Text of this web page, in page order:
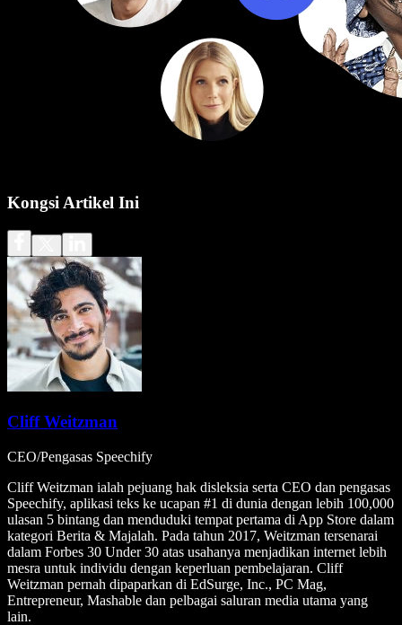
Kongsi Artikel Ini
Cliff Weitzman
CEO/Pengasas Speechify
Cliff Weitzman ialah pejuang hak disleksia serta CEO dan pengasas
Speechify, aplikasi teks ke ucapan #1 di dunia dengan lebih 100,000
ulasan 5 bintang dan menduduki tempat pertama di App Store dalam
kategori Berita & Majalah. Pada tahun 2017, Weitzman tersenarai
dalam Forbes 30 Under 30 atas usahanya menjadikan internet lebih
mesra untuk individu dengan keperluan pembelajaran. Cliff
Weitzman pernah dipaparkan di EdSurge, Inc., PC Mag,
Entrepreneur, Mashable dan pelbagai saluran media utama yang
lain.